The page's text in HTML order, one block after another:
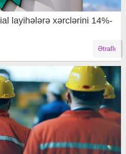
layihələrə xərclərini 14%-
Ətraflı